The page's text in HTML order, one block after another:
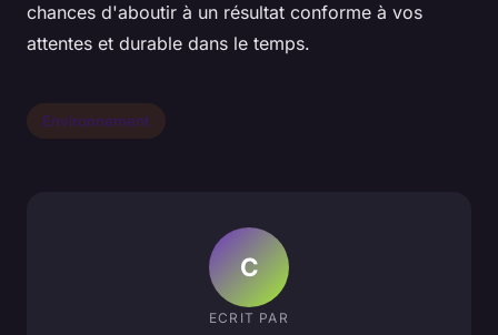
chances d'aboutir à un résultat conforme à vos
attentes et durable dans le temps.
Environnement
C
ECRIT PAR